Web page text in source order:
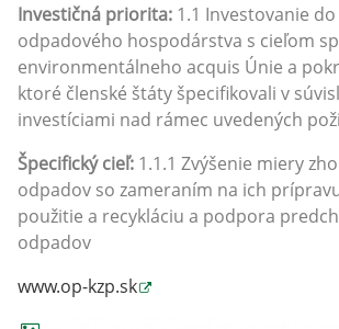
Investičná priorita: 1.1 Investovanie
odpadového hospodárstva s cieľom
environmentálneho acquis Únie a
ktoré členské štáty špecifikovali v
investíciami nad rámec uvedených
Špecifický cieľ: 1.1.1 Zvýšenie miery
odpadov so zameraním na ich
použitie a recykláciu a podpora
odpadov
www.op-kzp.sk